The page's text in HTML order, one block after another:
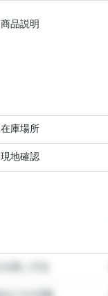
商品説明
在庫場所
現地確認